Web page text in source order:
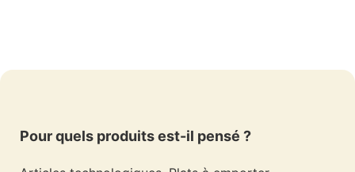
Pour quels produits est-il pensé ?